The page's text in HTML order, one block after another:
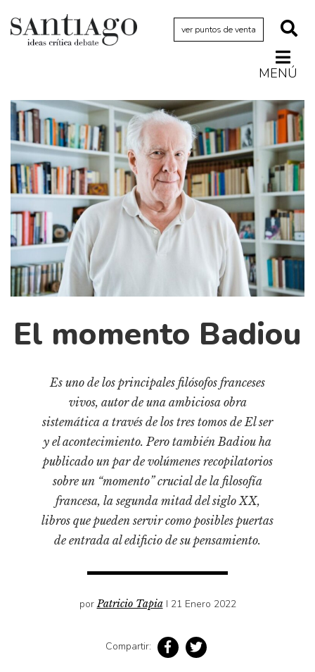
ver puntos de venta
MENÚ
Actualidad
Archivo Cenfoto-UDP
Arquetipos de situación
Artes visuales
Ciencia
Cine y televisión
Ciudad
Cómics
Críticas
Diccionario portátil de la literatura chilena
Fragmentos
Gran reserva
Historia
Historia material de los libros
Lagunas mentales
Libros usados
Literatura
El momento Badiou
Es uno de los principales filósofos franceses
vivos, autor de una ambiciosa obra
sistemática a través de los tres tomos de El ser
y el acontecimiento. Pero también Badiou ha
publicado un par de volúmenes recopilatorios
sobre un “momento” crucial de la filosofía
francesa, la segunda mitad del siglo XX,
libros que pueden servir como posibles puertas
de entrada al edificio de su pensamiento.
porPatricio Tapia I 21 Enero 2022
Compartir: